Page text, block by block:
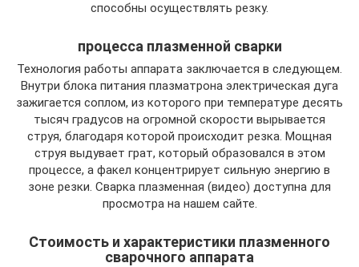
способны осуществлять резку.
процесса плазменной сварки
Технология работы аппарата заключается в следующем.
Внутри блока питания плазматрона электрическая дуга
зажигается соплом, из которого при температуре десять
тысяч градусов на огромной скорости вырывается
струя, благодаря которой происходит резка. Мощная
струя выдувает грат, который образовался в этом
процессе, а факел концентрирует сильную энергию в
зоне резки. Сварка плазменная (видео) доступна для
просмотра на нашем сайте.
Стоимость и характеристики плазменного
сварочного аппарата